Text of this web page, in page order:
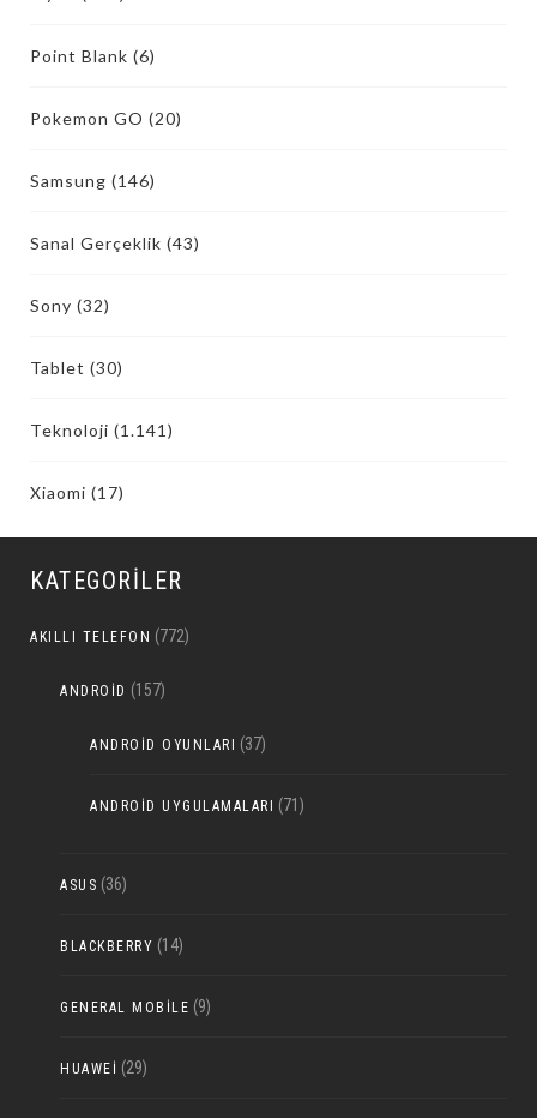
Point Blank (6)
Pokemon GO (20)
Samsung (146)
Sanal Gerçeklik (43)
Sony (32)
Tablet (30)
Teknoloji (1.141)
Xiaomi (17)
KATEGORILER
AKILLI TELEFON (772)
ANDROID (157)
ANDROID OYUNLARI (37)
ANDROID UYGULAMALARI (71)
ASUS (36)
BLACKBERRY (14)
GENERAL MOBILE (9)
HUAWEI (29)